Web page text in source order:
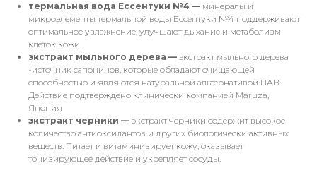
термальная вода Ессентуки №4 — минералы и
микроэлементы термальной воды Ессентуки №4 поддерживают
оптимальное увлажнение, улучшают дыхание и метаболизм
клеток кожи.
экстракт мыльного дерева — экстракт мыльного дерева
-источник сапонинов, которые обладают очищающей
способностью и являются натуральной альтернативой ПАВ.
Действие подтверждено клинически компанией Maruza,
Япония
экстракт черники — экстракт черники содержит высокое
количество антиоксидантов и других биологически активных
веществ. Питает и витаминизирует кожу, оказывает
тонизирующее действие и укрепляет сосуды.